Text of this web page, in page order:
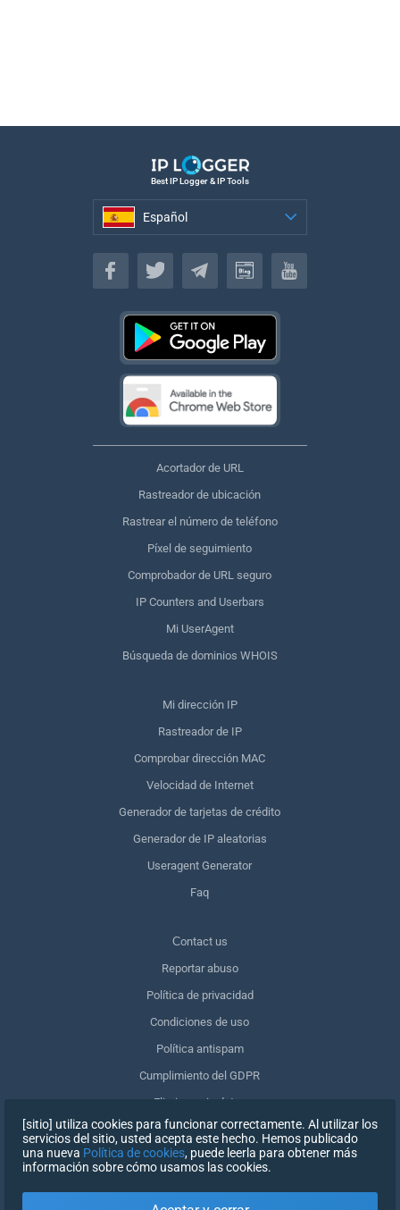
Best IP Logger & IP Tools
Español
Español
Acortador de URL
Rastreador de ubicación
Rastrear el número de teléfono
Píxel de seguimiento
Comprobador de URL seguro
IP Counters and Userbars
Mi UserAgent
Búsqueda de dominios WHOIS
Mi dirección IP
Rastreador de IP
Comprobar dirección MAC
Velocidad de Internet
Generador de tarjetas de crédito
Generador de IP aleatorias
Useragent Generator
Faq
Сontact us
Reportar abuso
Política de privacidad
Condiciones de uso
Política antispam
Cumplimiento del GDPR
Eliminar mis datos
Retirar el consentimiento
[sitio] utiliza cookies para funcionar correctamente. Al utilizar los
servicios del sitio, usted acepta este hecho. Hemos publicado
una nueva Política de cookies, puede leerla para obtener más
información sobre cómo usamos las cookies.